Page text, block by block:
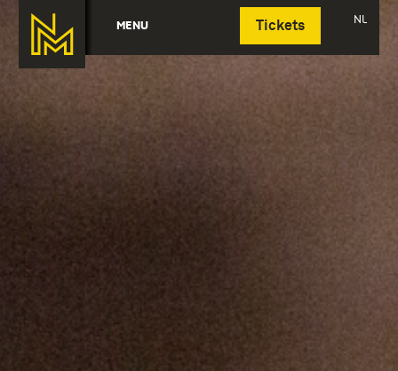
MENU Tickets NL
Deutsch